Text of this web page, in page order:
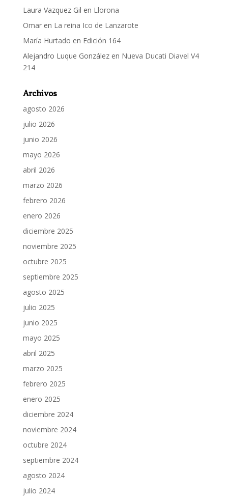
Laura Vazquez Gil en Llorona
Omaren La reina Ico de Lanzarote
María Hurtado en Edición 164
Alejandro Luque Gonzálezen Nueva Ducati Diavel V4
214
Archivos
agosto 2026
julio 2026
junio 2026
mayo 2026
abril 2026
marzo 2026
febrero 2026
enero 2026
diciembre 2025
noviembre 2025
octubre 2025
septiembre 2025
agosto 2025
julio 2025
junio 2025
mayo 2025
abril 2025
marzo 2025
febrero 2025
enero 2025
diciembre 2024
noviembre 2024
octubre 2024
septiembre 2024
agosto 2024
julio 2024